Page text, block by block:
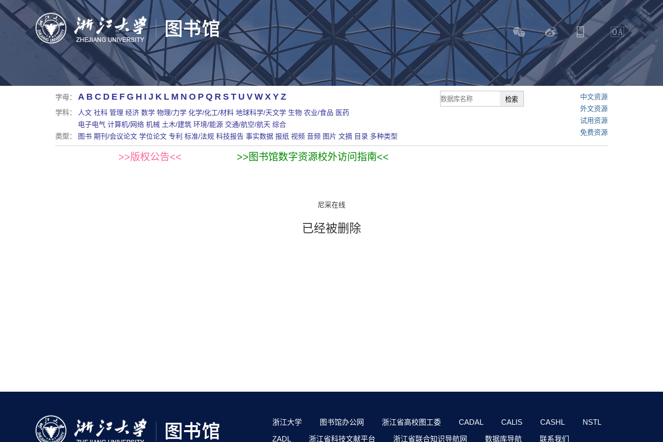
字母： A B C D E F G H I J K L M N O P Q R S T U V W X Y Z
学科： 人文 社科 管理 经济 数学 物理/力学 化学/化工/材料 地球科学/天文学 生物 农业/食品 医药
电子电气 计算机/网络 机械 土木/建筑 环境/能源 交通/航空/航天 综合
类型：
图书 期刊/会议论文 学位论文 专利 标准/法规 科技报告 事实数据 报纸 视频 音频 图片 文摘 目录 多种类型
中文资源
外文资源
试用资源
免费资源
>>版权公告<< >>图书馆数字资源校外访问指南<<
尼采在线
已经被删除
浙江大学 图书馆办公网 浙江省高校图工委 CADAL CALIS CASHL
NSTL
ZADL
浙江省科技文献平台 浙江省联合知识导航网 数据库导航 联系我们